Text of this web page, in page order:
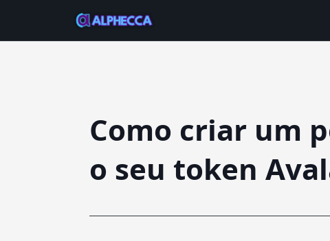
Como criar um
o seu token